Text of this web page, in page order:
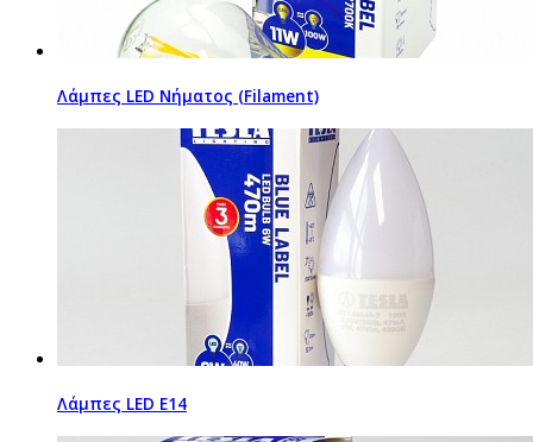
Λάμπες LED Νήματος (Filament)
Λάμπες LED Ε14